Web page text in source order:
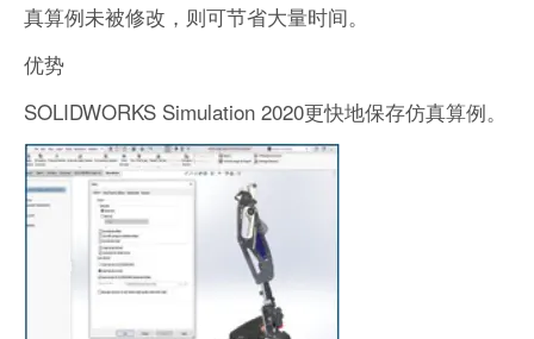
真算例未被修改，则可节省大量时间。
优势
SOLIDWORKS Simulation 2020更快地保存仿真算例。